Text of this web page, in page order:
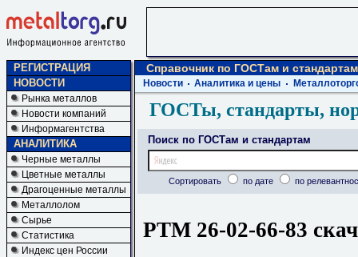
РЕГИСТРАЦИЯ
НОВОСТИ
Рынка металлов
Новости компаний
Информагентства
АНАЛИТИКА
Черные металлы
Цветные металлы
Драгоценные металлы
Металлолом
Сырье
Статистика
Индекс цен России
Справочник по ГОСТам и стандартам
Новости Аналитика и цены
ГОСТы, стандарты,
Поиск по ГОСТам и стандартам
Сортировать по дате по
РТМ 26-02-66-83